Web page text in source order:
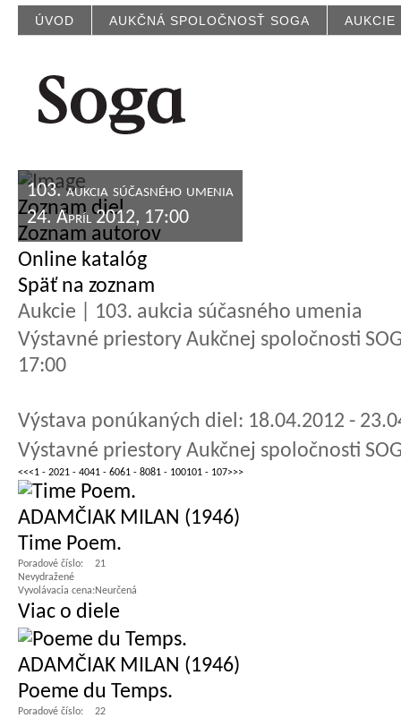
ÚVOD AUKČNÁ SPOLOČNOSŤ SOGA AUKCIE
103. aukcia súčasného umenia
24. Apríl 2012, 17:00
Zoznam diel
Zoznam autorov
Online katalóg
Späť na zoznam
Aukcie | 103. aukcia súčasného umenia
Výstavné priestory Aukčnej spoločnosti
17:00
Výstava ponúkaných diel: 18.04.2012 -
Výstavné priestory Aukčnej spoločnosti
<<<1 - 2021 - 4041 - 6061 - 8081 - 100101 - 107>>>
ADAMČIAK MILAN (1946)
Time Poem.
Poradové číslo:
21
Nevydražené
Vyvolávacia cena:Neurčená
Viac o diele
ADAMČIAK MILAN (1946)
Poeme du Temps.
Poradové číslo:
22